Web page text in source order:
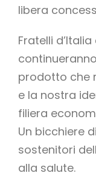
libera
Fratelli
prodotto che
e la nostra
filiera
Un bicchiere
sostenitori
alla salute.